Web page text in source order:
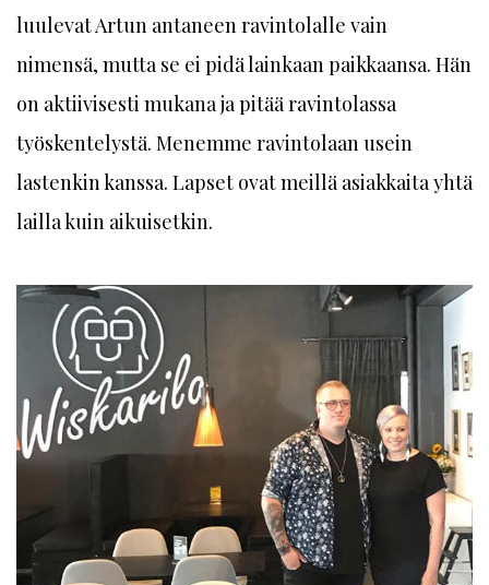
luulevat Artun antaneen ravintolalle vain
nimensä, mutta se ei pidä lainkaan paikkaansa. Hän
on aktiivisesti mukana ja pitää ravintolassa
työskentelystä. Menemme ravintolaan usein
lastenkin kanssa. Lapset ovat meillä asiakkaita yhtä
lailla kuin aikuisetkin.